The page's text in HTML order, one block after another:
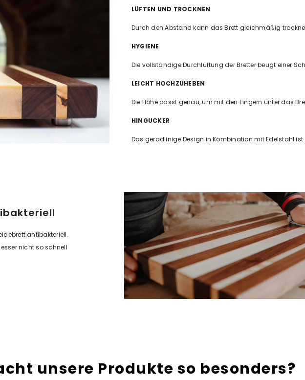
LÜFTEN UND TROCKNEN
Durch den Abstand kann das Brett gleichmäßig
HYGIENE
Die vollständige Durchlüftung der Bretter beugt einer
LEICHT HOCHZUHEBEN
Die Höhe passt genau, um mit den Fingern unter das
HINGUCKER
Das geradlinige Design in Kombination mit Edelstahl ist
antibakteriell.
nicht so schnell
unsere Produkte so besonders?